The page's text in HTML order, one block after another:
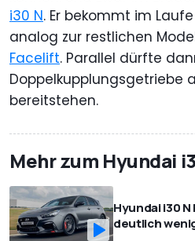
i30 N. Er bekommt im
analog zur restlichen
Facelift. Parallel dürfte
Doppelkupplungsgetriebe
bereitstehen.
Mehr zum Hyundai
Hyundai i30
deutlich